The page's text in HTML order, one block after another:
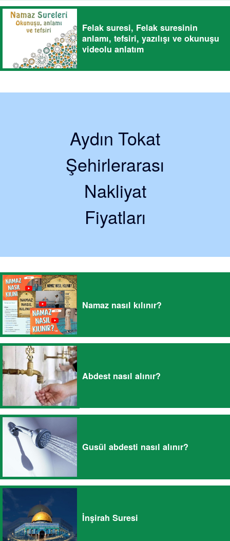
Felak suresi, Felak suresinin
anlamı, tefsiri, yazılışı ve okunuşu
videolu anlatım
Aydın Tokat
Şehirlerarası
Nakliyat
Fiyatları
Namaz nasıl kılınır?
Abdest nasıl alınır?
Gusül abdesti nasıl alınır?
İnşirah Suresi